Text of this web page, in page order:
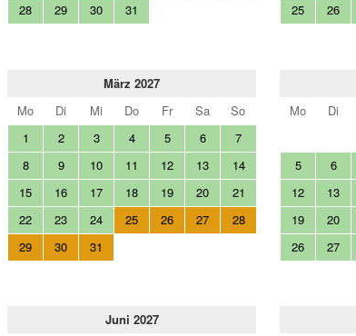
28
29 30 31
25
26
März 2027
Mo
Di Mi Do Fr Sa
So
1
2 3 4 5 6
7
8
9 10 11 12 13
14
15
16 17 18 19 20
21
22
23 24 25 26 27
28
29
30 31
Mo
Di
5
6
12
13
19
20
26
27
Juni 2027